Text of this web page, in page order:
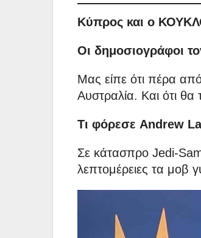
Κύπρος και ο
Οι δημοσιογράφοι
Μας είπε ότι πέρα
Αυστραλία. Και ότι
Τι φόρεσε Andrew
Σε κάτασπρο Jedi-
λεπτομέρειες τα μοβ